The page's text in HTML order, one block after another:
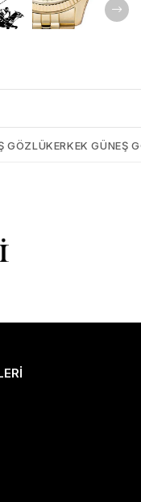
110
GÖZLÜKERKEK GÜNEŞ